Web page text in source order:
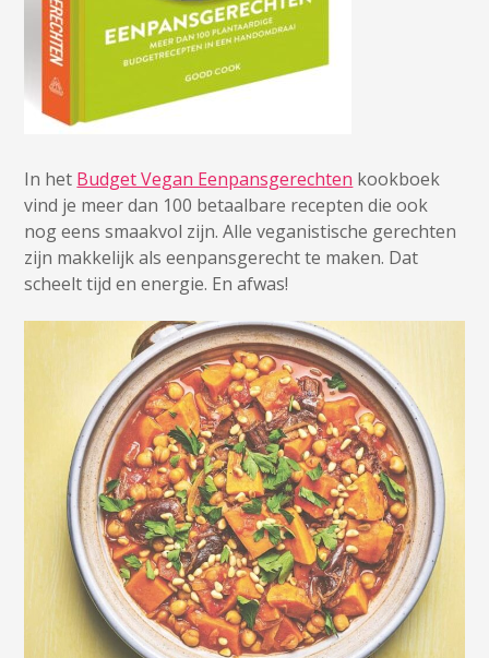
In het Budget Vegan Eenpansgerechten kookboek
vind je meer dan 100 betaalbare recepten die ook
nog eens smaakvol zijn. Alle veganistische gerechten
zijn makkelijk als eenpansgerecht te maken. Dat
scheelt tijd en energie. En afwas!